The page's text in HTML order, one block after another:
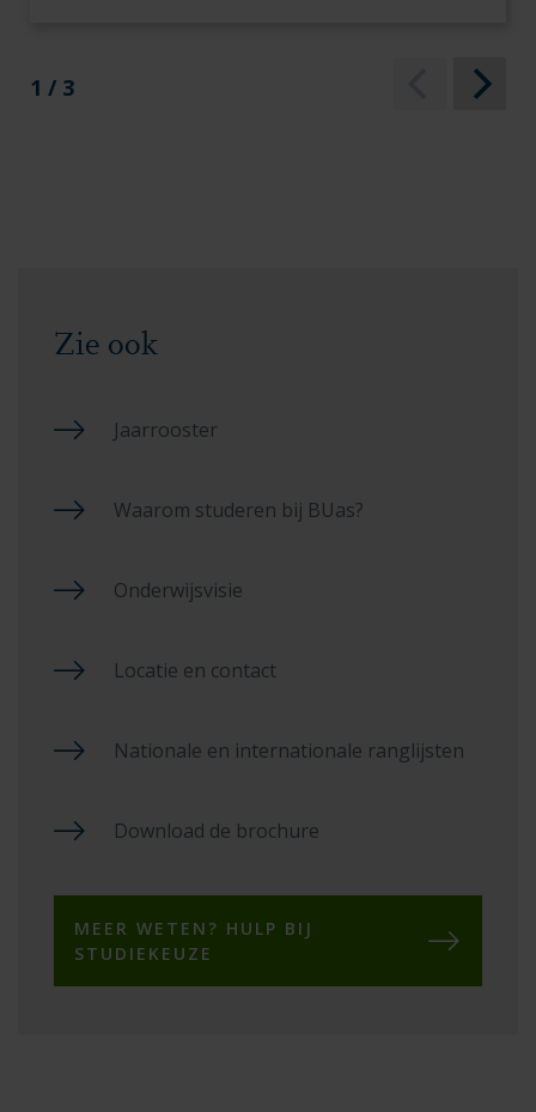
1 / 3
Zie ook
Jaarrooster
Waarom studeren bij BUas?
Onderwijsvisie
Locatie en contact
Nationale en internationale ranglijsten
Download de brochure
MEER WETEN? HULP BIJ
STUDIEKEUZE